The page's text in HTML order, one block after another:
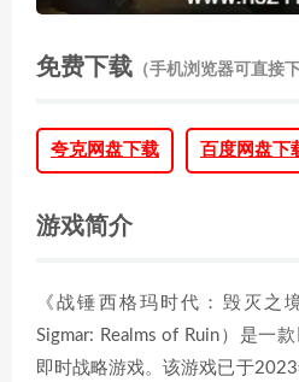
免费下载 （手机浏览器可直接下
夸克网盘下载 百度网盘下
游戏简介
《战锤西格玛时代：毁灭之
Sigmar: Realms of Ruin）是一
即时战略游戏。该游戏已于